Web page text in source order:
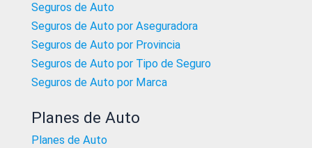
Seguros de Auto
Seguros de Auto por Aseguradora
Seguros de Auto por Provincia
Seguros de Auto por Tipo de Seguro
Seguros de Auto por Marca
Planes de Auto
Planes de Auto